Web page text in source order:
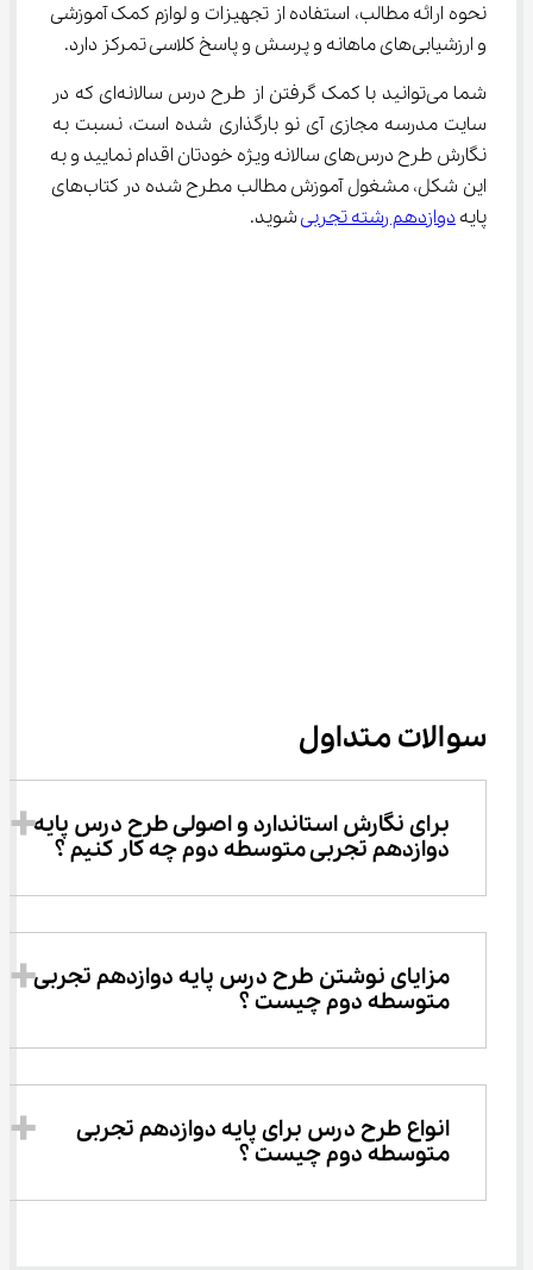
نحوه ارائه مطالب، استفاده از تجهیزات و لوازم کمک آموزشی
و ارزشیابی‌های ماهانه و پرسش و پاسخ کلاسی تمرکز دارد.
شما می‌توانید با کمک گرفتن از طرح درس سالانه‌ای که در
سایت مدرسه مجازی آی نو بارگذاری شده است، نسبت به
نگارش طرح درس‌های سالانه ویژه خودتان اقدام نمایید و به
این شکل، مشغول آموزش مطالب مطرح شده در کتاب‌های
پایه دوازدهم رشته تجربی شوید.
سوالات متداول
برای نگارش استاندارد و اصولی طرح درس پایه
دوازدهم تجربی متوسطه دوم چه کار کنیم ؟
مزایای نوشتن طرح درس پایه دوازدهم تجربی
متوسطه دوم چیست ؟
انواع طرح درس برای پایه دوازدهم تجربی
متوسطه دوم چیست ؟